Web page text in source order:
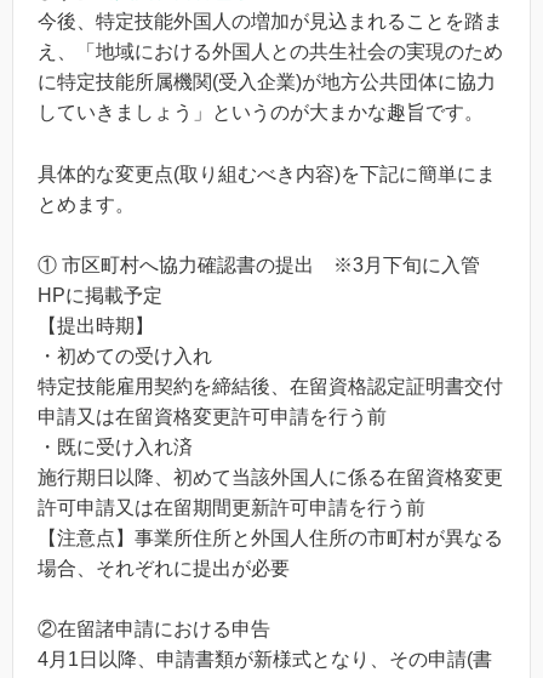
今後、特定技能外国人の増加が見込まれることを踏ま
え、「地域における外国人との共生社会の実現のため
に特定技能所属機関(受入企業)が地方公共団体に協力
していきましょう」というのが大まかな趣旨です。
具体的な変更点(取り組むべき内容)を下記に簡単にま
とめます。
① 市区町村へ協力確認書の提出 ※3月下旬に入管
HPに掲載予定
【提出時期】
・初めての受け入れ
特定技能雇用契約を締結後、在留資格認定証明書交付
申請又は在留資格変更許可申請を行う前
・既に受け入れ済
施行期日以降、初めて当該外国人に係る在留資格変更
許可申請又は在留期間更新許可申請を行う前
【注意点】事業所住所と外国人住所の市町村が異なる
場合、それぞれに提出が必要
②在留諸申請における申告
4月1日以降、申請書類が新様式となり、その申請(書